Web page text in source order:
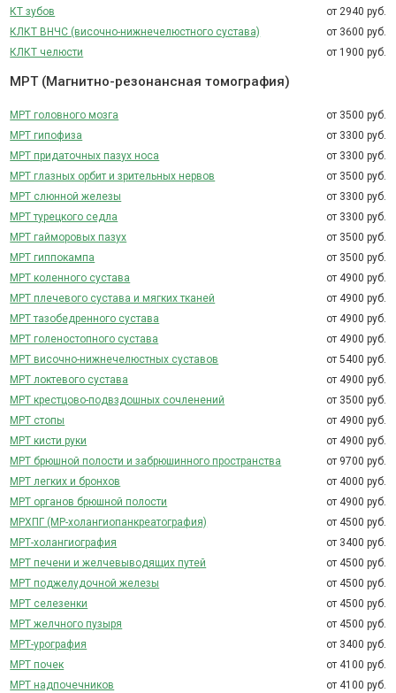
КТ зубов
от 2940 руб.
КЛКТ ВНЧС (височно-нижнечелюстного сустава)
от 3600 руб.
КЛКТ челюсти
от 1900 руб.
МРТ (Магнитно-резонансная томография)
МРТ головного мозга
от 3500 руб.
МРТ гипофиза
от 3300 руб.
МРТ придаточных пазух носа
от 3300 руб.
МРТ глазных орбит и зрительных нервов
от 3500 руб.
МРТ слюнной железы
от 3300 руб.
МРТ турецкого седла
от 3300 руб.
МРТ гайморовых пазух
от 3500 руб.
МРТ гиппокампа
от 3500 руб.
МРТ коленного сустава
от 4900 руб.
МРТ плечевого сустава и мягких тканей
от 4900 руб.
МРТ тазобедренного сустава
от 4900 руб.
МРТ голеностопного сустава
от 4900 руб.
МРТ височно-нижнечелюстных суставов
от 5400 руб.
МРТ локтевого сустава
от 4900 руб.
МРТ крестцово-подвздошных сочленений
от 3500 руб.
МРТ стопы
от 4900 руб.
МРТ кисти руки
от 4900 руб.
МРТ брюшной полости и забрюшинного пространства
от 9700 руб.
МРТ легких и бронхов
от 4000 руб.
МРТ органов брюшной полости
от 4900 руб.
МРХПГ (МР-холангиопанкреатография)
от 4500 руб.
МРТ-холангиография
от 3400 руб.
МРТ печени и желчевыводящих путей
от 4500 руб.
МРТ поджелудочной железы
от 4500 руб.
МРТ селезенки
от 4500 руб.
МРТ желчного пузыря
от 4500 руб.
МРТ-урография
от 3400 руб.
МРТ почек
от 4100 руб.
МРТ надпочечников
от 4100 руб.